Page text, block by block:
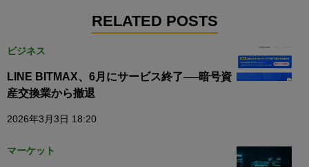
RELATED POSTS
ビジネス
LINE BITMAX、6月にサービス終了──暗号資
産交換業から撤退
2026年3月3日 18:20
マーケット